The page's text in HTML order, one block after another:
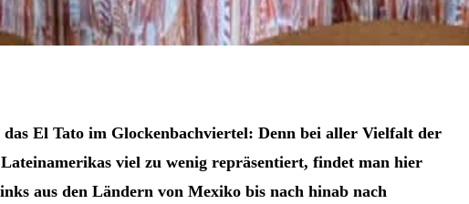
El Tato im Glockenbachviertel: Denn bei aller Vielfalt der
viel zu wenig repräsentiert, findet man hier
aus den Ländern von Mexiko bis nach hinab nach